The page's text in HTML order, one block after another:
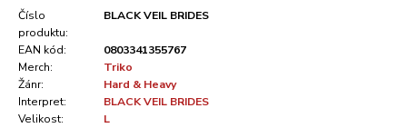
Číslo
produktu:
BLACK VEIL BRIDES
EAN kód:
0803341355767
Merch:
Triko
Žánr:
Hard & Heavy
Interpret:
BLACK VEIL BRIDES
Velikost:
L